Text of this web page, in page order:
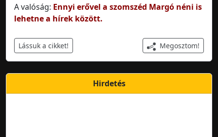
A valóság: Ennyi erővel a szomszéd Margó néni is
lehetne a hírek között.
Lássuk a cikket! Megosztom!
Hirdetés